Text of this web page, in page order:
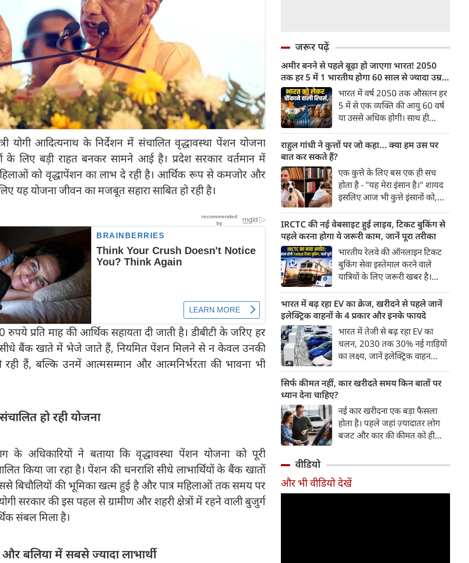
योगी आदित्यनाथ के निर्देशन में संचालित वृद्धावस्था पेंशन योजना
के लिए बड़ी राहत बनकर सामने आई है। प्रदेश सरकार वर्तमान में
को वृद्धापेंशन का लाभ दे रही है। आर्थिक रूप से कमजोर और
यह योजना जीवन का मजबूत सहारा साबित हो रही है।
प्रति माह की आर्थिक सहायता दी जाती है। डीबीटी के जरिए हर
सीधे बैंक खाते में भेजे जाते हैं, नियमित पेंशन मिलने से न केवल उनकी
हैं, बल्कि उनमें आत्मसम्मान और आत्मनिर्भरता की भावना भी
हो रही योजना
के अधिकारियों ने बताया कि वृद्धावस्था पेंशन योजना को पूरी
किया जा रहा है। पेंशन की धनराशि सीधे लाभार्थियों के बैंक खातों
बिचौलियों की भूमिका खत्म हुई है और पात्र महिलाओं तक समय पर
सरकार की इस पहल से ग्रामीण और शहरी क्षेत्रों में रहने वाली बुजुर्ग
संबल मिला है।
बलिया में सबसे ज्यादा लाभार्थी
जरूर पढ़ें
अमीर बनने से पहले बूढ़ा हो जाएगा भारत! 2050
तक हर 5 में 1 भारतीय होगा 60 साल से ज्यादा उम्र
का
भारत में वर्ष 2050 तक औसतन हर
5 में से एक व्यक्ति की आयु 60 वर्ष
या उससे अधिक होगी। साथ ही
भारत में रहेंगे। ‘ट्रांसफॉर्म रूरल
अनुसार भारत विकसित देशों के
विपरीत समृद्ध बनने से पहले ही वृद्ध
होती आबादी वाले देश की श्रेणी में
पहुंच रहा है।
राहुल गांधी ने कुत्तों पर जो कहा... क्या हम उस पर
बात कर सकते हैं?
एक कुत्ते के लिए बस एक ही सच
होता है - "यह मेरा इंसान है।" शायद
इसलिए आज भी कुत्ते इंसानों को,
भू-राजनीति से लेकर कृत्रिम
बुद्धिमत्ता, जलवायु परिवर्तन से लेकर
क्रिकेट तक हर विषय पर बहस कर
सकते हैं, तो उस जीव पर भी एक
गंभीर चर्चा बनती है जिसने किसी भी
सभ्यता से पहले इंसान का साथ चुना
था। दुर्भाग्य यह है कि आज कुत्तों के
बारे में हमारी राय पशु-चिकित्सकों,
व्यवहार वैज्ञानिकों या विशेषज्ञों से
कम... और व्हाट्सऐप यूनिवर्सिटी से
ज़्यादा बनती है।
IRCTC की नई वेबसाइट हुई लाइव, टिकट बुकिंग से
पहले करना होगा ये जरूरी काम, जानें पूरा तरीका
भारतीय रेलवे की ऑनलाइन टिकट
बुकिंग सेवा इस्तेमाल करने वाले
यात्रियों के लिए जरूरी खबर है।
वेबसाइट का बीटा वर्जन लॉन्च कर
दिया है। करीब 24 साल पुराने
इंटरफेस के बाद वेबसाइट को नए
डिजाइन और कई नए फीचर्स के साथ
अपडेट किया गया है।
भारत में बढ़ रहा EV का क्रेज, खरीदने से पहले जानें
इलेक्ट्रिक वाहनों के 4 प्रकार और इनके फायदे
भारत में तेजी से बढ़ रहा EV का
चलन, 2030 तक 30% नई गाड़ियों
का लक्ष्य, जानें इलेक्ट्रिक वाहन
200 अरब रुपए का मौका
सिर्फ कीमत नहीं, कार खरीदते समय किन बातों पर
ध्यान देना चाहिए?
नई कार खरीदना एक बड़ा फैसला
होता है। पहले जहां ज़्यादातर लोग
बजट और कार की कीमत को ही
खरीदते समय किन बातों पर ध्यान
देना चाहिए।
वीडियो
और भी वीडियो देखें